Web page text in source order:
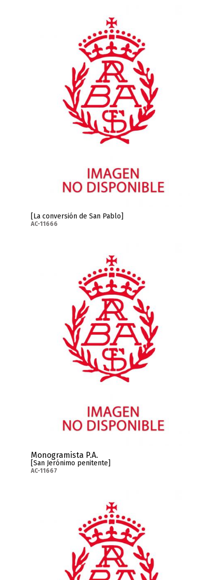
[La conversión de San Pablo]
AC-11666
Monogramista P.A.
[San Jerónimo penitente]
AC-11667